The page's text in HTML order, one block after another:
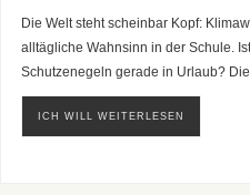
Die Welt steht scheinbar Kopf:
alltägliche Wahnsinn in der Schule.
Schutzenegeln gerade in Urlaub?
ICH WILL WEITERLESEN